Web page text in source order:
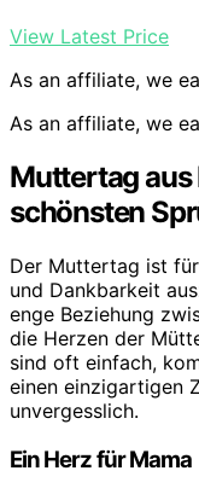
View Latest Price
As an affiliate, we
As an affiliate, we
Muttertag aus
schönsten
Der Muttertag ist
und Dankbarkeit
enge Beziehung
die Herzen der
sind oft einfach,
einen einzigartigen
unvergesslich.
Ein Herz für Mama